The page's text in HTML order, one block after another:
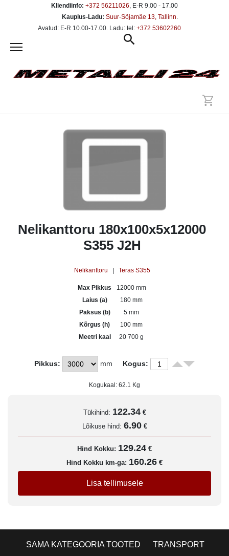
Kliendiinfo: +372 56211026, E-R 9.00 - 17.00
Kauplus-Ladu: Suur-Sõjamäe 13, Tallinn.
Avatud: E-R 10.00-17.00. Ladu: tel: +372 53602260
Nelikanttoru 180x100x5x12000
S355 J2H
Nelikanttoru Teras S355
Max Pikkus
12000 mm
Laius (a)
180 mm
Paksus (b)
5 mm
Kõrgus (h)
100 mm
Meetri kaal
20 700 g
Pikkus: mm Kogus:
Kogukaal: 62.1 Kg
Tükihind: 122.34 €
Lõikuse hind: 6.90 €
Hind Kokku: 129.24 €
Hind Kokku km-ga: 160.26 €
Lisa tellimusele
SAMA KATEGOORIA TOOTED TRANSPORT